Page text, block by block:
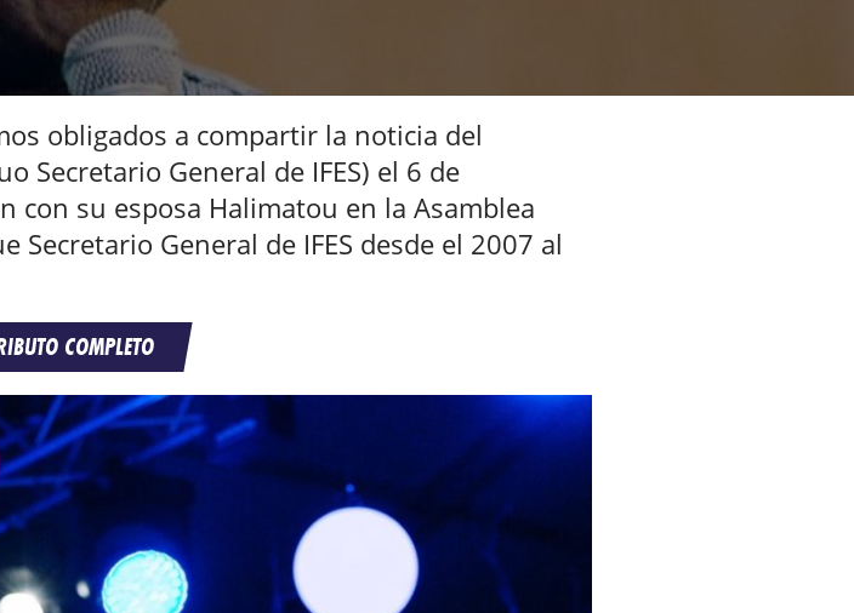
obligados a compartir la noticia del
Secretario General de IFES) el 6 de
con su esposa Halimatou en la Asamblea
Secretario General de IFES desde el 2007 al
COMPLETO